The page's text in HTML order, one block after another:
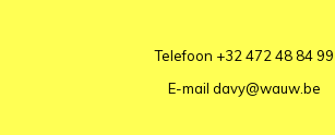
Telefoon +32 472 48 84 99
E-mail davy@wauw.be